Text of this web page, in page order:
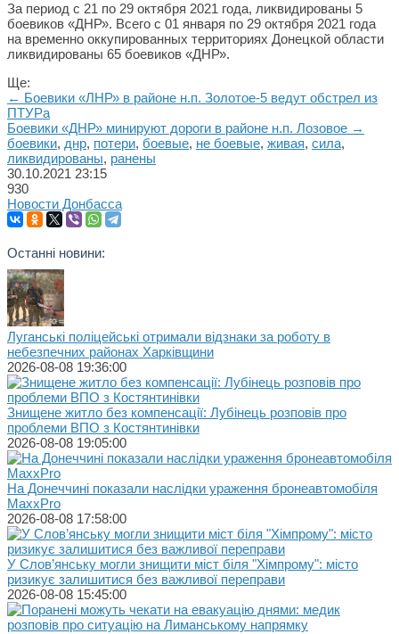
За период с 21 по 29 октября 2021 года, ликвидированы 5
боевиков «ДНР». Всего с 01 января по 29 октября 2021 года
на временно оккупированных территориях Донецкой области
ликвидированы 65 боевиков «ДНР».
Ще:
← Боевики «ЛНР» в районе н.п. Золотое-5 ведут обстрел из
ПТУРа
Боевики «ДНР» минируют дороги в районе н.п. Лозовое →
боевики, днр, потери, боевые, не боевые, живая, сила,
ликвидированы, ранены
30.10.2021 23:15
930
Новости Донбасса
Останні новини:
Луганські поліцейські отримали відзнаки за роботу в
небезпечних районах Харківщини
2026-08-08 19:36:00
Знищене житло без компенсації: Лубінець розповів про
проблеми ВПО з Костянтинівки
2026-08-08 19:05:00
На Донеччині показали наслідки ураження бронеавтомобіля
MaxxPro
2026-08-08 17:58:00
У Слов’янську могли знищити міст біля "Хімпрому": місто
ризикує залишитися без важливої переправи
2026-08-08 15:45:00